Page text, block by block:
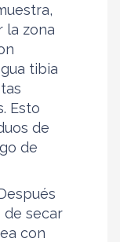
la zona
tibia
Esto
de
de
de secar
con